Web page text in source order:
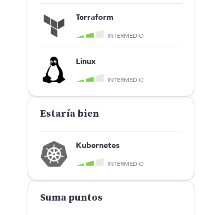
Terraform
INTERMEDIO
Linux
INTERMEDIO
Estaría bien
Kubernetes
INTERMEDIO
Suma puntos